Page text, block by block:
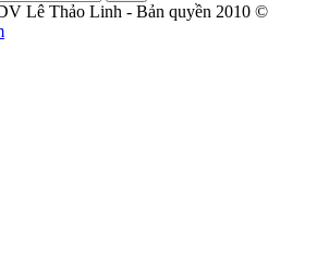
Lê Thảo Linh - Bản quyền 2010 ©